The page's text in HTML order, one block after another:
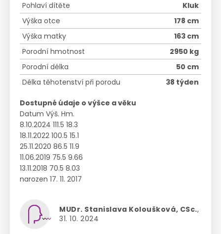
Pohlaví dítěte
Kluk
Výška otce
178 cm
Výška matky
163 cm
Porodní hmotnost
2950 kg
Porodní délka
50 cm
Délka těhotenství při porodu
38 týden
Dostupné údaje o výšce a věku
Datum Výš. Hm.
8.10.2024 111.5 18.3
18.11.2022 100.5 15.1
25.11.2020 86.5 11.9
11.06.2019 75.5 9.66
13.11.2018 70.5 8.03
narozen 17. 11. 2017
MUDr. Stanislava Koloušková, CSc.,
31. 10. 2024